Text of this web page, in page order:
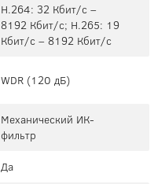
H.264: 32 Кбит/с –
8192 Кбит/с; H.265: 19
Кбит/с – 8192 Кбит/с
WDR (120 дБ)
Механический ИК-
фильтр
Да